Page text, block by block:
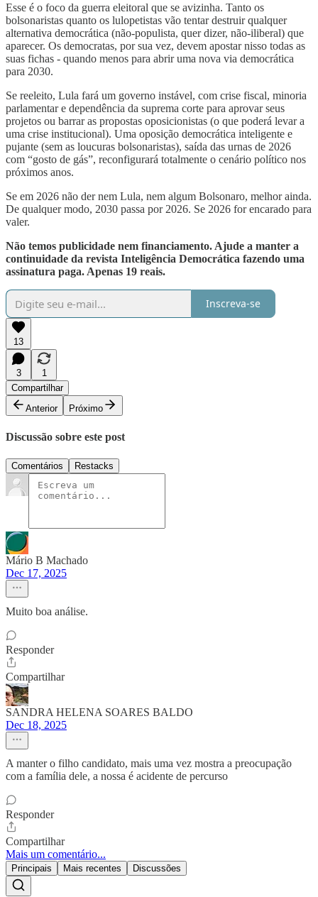
Esse é o foco da guerra eleitoral que se avizinha. Tanto os
bolsonaristas quanto os lulopetistas vão tentar destruir qualquer
alternativa democrática (não-populista, quer dizer, não-iliberal) que
aparecer. Os democratas, por sua vez, devem apostar nisso todas as
suas fichas - quando menos para abrir uma nova via democrática
para 2030.
Se reeleito, Lula fará um governo instável, com crise fiscal, minoria
parlamentar e dependência da suprema corte para aprovar seus
projetos ou barrar as propostas oposicionistas (o que poderá levar a
uma crise institucional). Uma oposição democrática inteligente e
pujante (sem as loucuras bolsonaristas), saída das urnas de 2026
com “gosto de gás”, reconfigurará totalmente o cenário político nos
próximos anos.
Se em 2026 não der nem Lula, nem algum Bolsonaro, melhor ainda.
De qualquer modo, 2030 passa por 2026. Se 2026 for encarado para
valer.
Não temos publicidade nem financiamento. Ajude a manter a
continuidade da revista Inteligência Democrática fazendo uma
assinatura paga. Apenas 19 reais.
Inscreva-se
13
3
1
Compartilhar
Anterior
Próximo
Discussão sobre este post
Comentários Restacks
Mário B Machado
Dec 17, 2025
Muito boa análise.
Responder
Compartilhar
SANDRA HELENA SOARES BALDO
Dec 18, 2025
A manter o filho candidato, mais uma vez mostra a preocupação
com a família dele, a nossa é acidente de percurso
Responder
Compartilhar
Mais um comentário...
Principais Mais recentes Discussões